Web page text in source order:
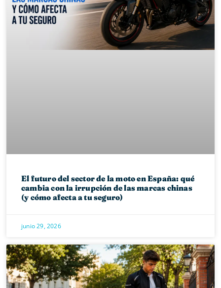
El futuro del sector de la moto en España: qué
cambia con la irrupción de las marcas chinas
(y cómo afecta a tu seguro)
junio 29, 2026